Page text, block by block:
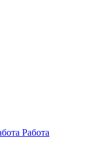
Работа